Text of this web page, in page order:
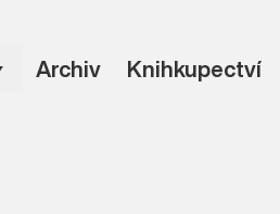
Archiv Knihkupectví